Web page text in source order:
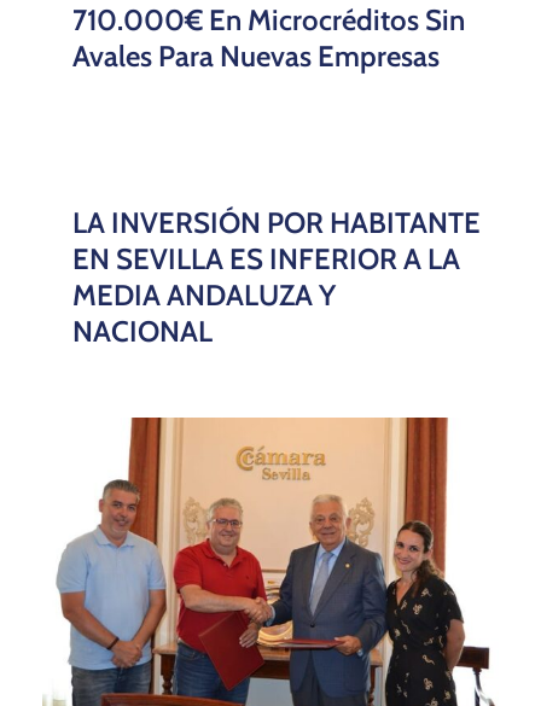
710.000€ En Microcréditos Sin
Avales Para Nuevas Empresas
LA INVERSIÓN POR HABITANTE
EN SEVILLA ES INFERIOR A LA
MEDIA ANDALUZA Y
NACIONAL